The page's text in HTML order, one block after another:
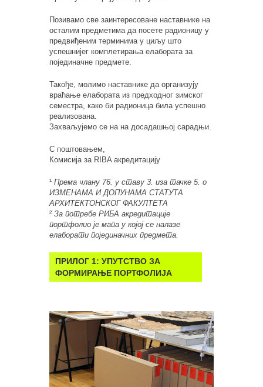
Позивамо све заинтересоване наставнике на
осталим предметима да посете радионицу у
предвиђеним терминима у циљу што
успешнијег комплетирања елабората за
појединачне предмете.
Такође, молимо наставнике да организују
враћање елабората из предходног зимског
семестра, како би радионица била успешно
реализована.
Захваљујемо се на на досадашњој сарадњи.
С поштовањем,
Комисија за RIBA акредитацију
¹ Према члану 76. у ставу 3. иза тачке 5. o
ИЗМЕНАМА И ДОПУНАМА СТАТУТА
АРХИТЕКТОНСКОГ ФАКУЛТЕТА
² За потребе РИБА акредитације
портфолио је мапа у којој се налазе
елаборати појединачних предмета.
ПРИЛОГ 1: УПУТСТВО ЗА
ФОРМИРАЊЕ ПОРТФОЛИЈА